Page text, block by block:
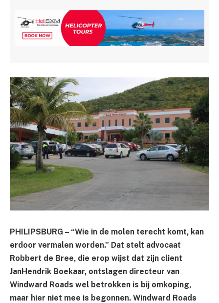
PHILIPSBURG – “Wie in de molen terecht komt, kan
erdoor vermalen worden.” Dat stelt advocaat
Robbert de Bree, die erop wijst dat zijn client
JanHendrik Boekaar, ontslagen directeur van
Windward Roads wel betrokken is bij omkoping,
maar hier niet mee is begonnen. Windward Roads